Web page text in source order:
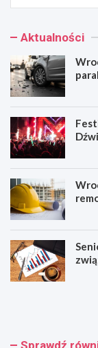
Aktualności
W
a
F
w Sprawdź